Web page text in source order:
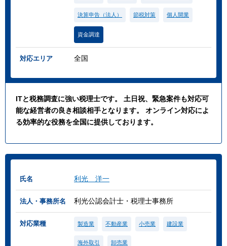
決算申告（法人） 節税対策 個人開業
資金調達
対応エリア 全国
ITと税務調査に強い税理士です。 土日祝、緊急案件も対応可
能な経営者の良き相談相手となります。 オンライン対応によ
る効率的な役務を全国に提供しております。
氏名 利光 洋一
法人・事務所名 利光公認会計士・税理士事務所
対応業種 製造業 不動産業 小売業 建設業
海外取引 卸売業